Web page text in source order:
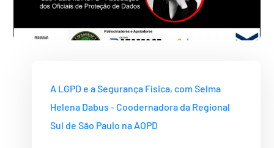
A LGPD e a Segurança Física, com Selma
Helena Dabus - Coodernadora da Regional
Sul de São Paulo na AOPD